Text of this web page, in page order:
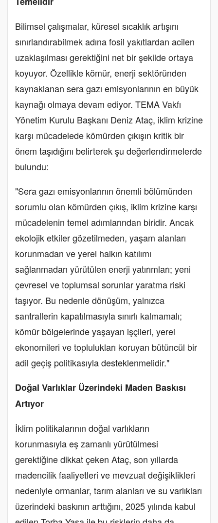
Bilimsel çalışmalar, küresel sıcaklık artışını
sınırlandırabilmek adına fosil yakıtlardan acilen
uzaklaşılması gerektiğini net bir şekilde ortaya
koyuyor. Özellikle kömür, enerji sektöründen
kaynaklanan sera gazı emisyonlarının en büyük
kaynağı olmaya devam ediyor. TEMA Vakfı
Yönetim Kurulu Başkanı Deniz Ataç, iklim krizine
karşı mücadelede kömürden çıkışın kritik bir
önem taşıdığını belirterek şu değerlendirmelerde
bulundu:
"Sera gazı emisyonlarının önemli bölümünden
sorumlu olan kömürden çıkış, iklim krizine karşı
mücadelenin temel adımlarından biridir. Ancak
ekolojik etkiler gözetilmeden, yaşam alanları
korunmadan ve yerel halkın katılımı
sağlanmadan yürütülen enerji yatırımları; yeni
çevresel ve toplumsal sorunlar yaratma riski
taşıyor. Bu nedenle dönüşüm, yalnızca
santrallerin kapatılmasıyla sınırlı kalmamalı;
kömür bölgelerinde yaşayan işçileri, yerel
ekonomileri ve toplulukları koruyan bütüncül bir
adil geçiş politikasıyla desteklenmelidir."
Doğal Varlıklar Üzerindeki Maden Baskısı
Artıyor
İklim politikalarının doğal varlıkların
korunmasıyla eş zamanlı yürütülmesi
gerektiğine dikkat çeken Ataç, son yıllarda
madencilik faaliyetleri ve mevzuat değişiklikleri
nedeniyle ormanlar, tarım alanları ve su varlıkları
üzerindeki baskının arttığını, 2025 yılında kabul